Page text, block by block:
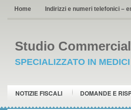
Home Indirizzi e numeri telefonici –
Studio
SPECIALIZZATO IN
NOTIZIE FISCALI DOMANDE E